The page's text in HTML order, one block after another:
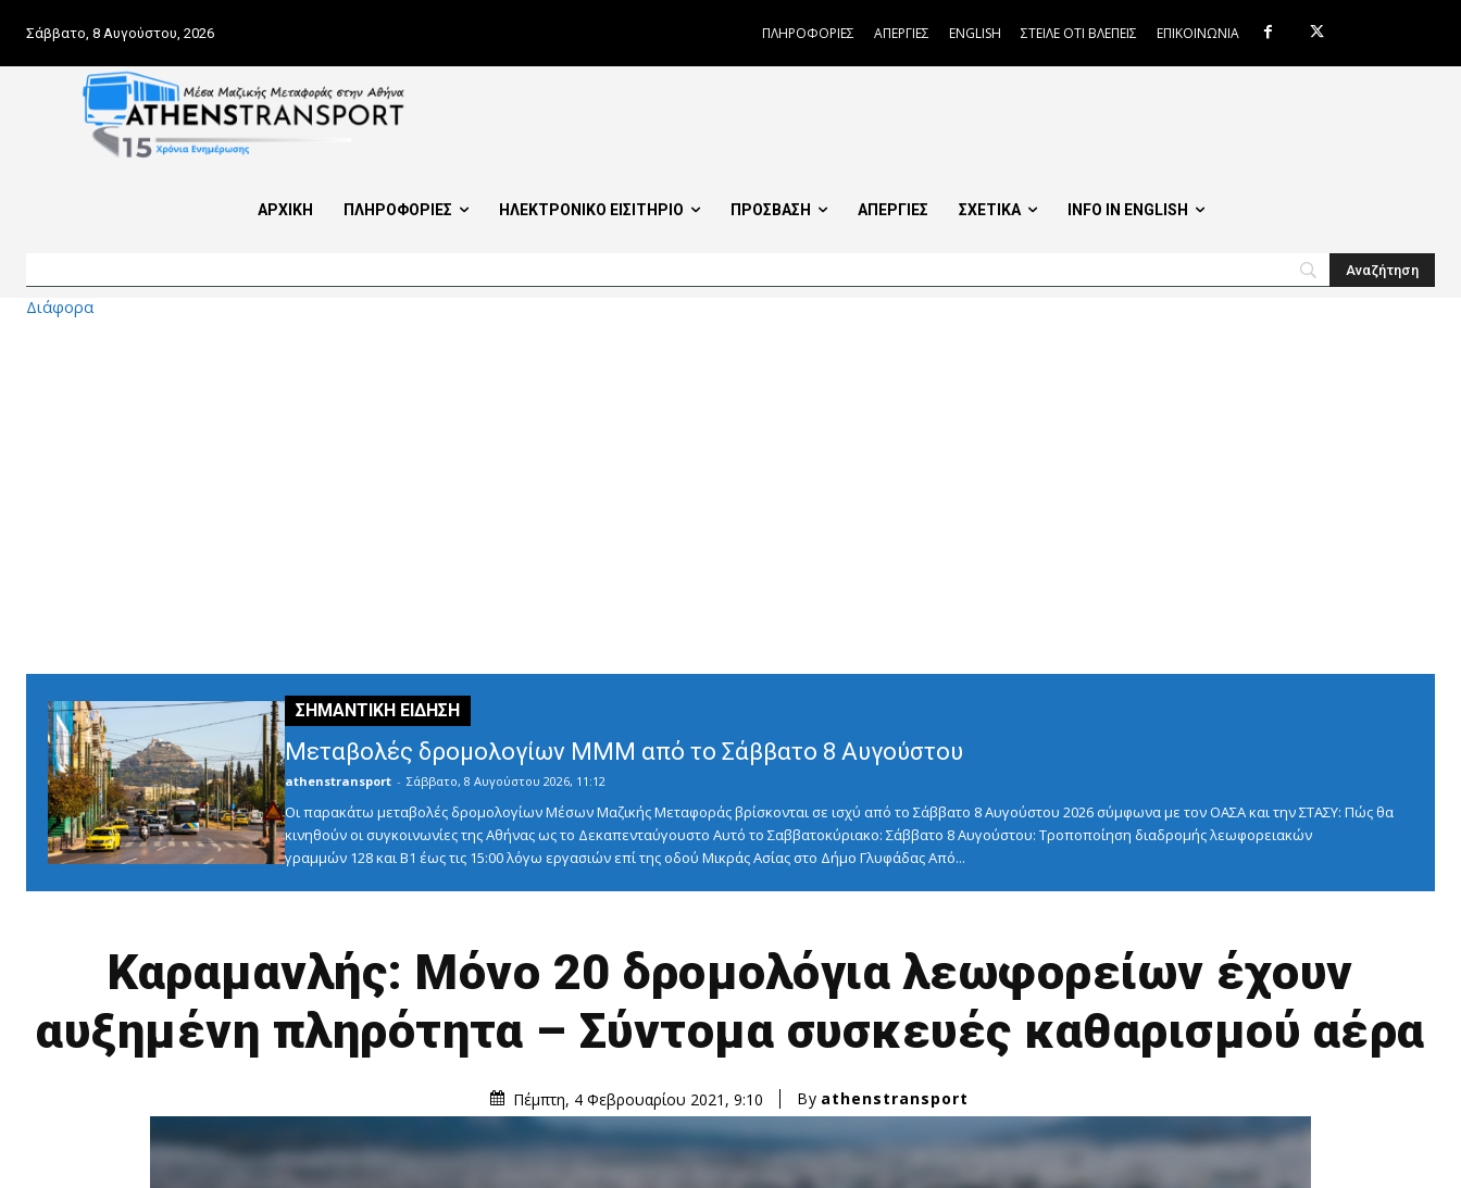
Σάββατο, 8 Αυγούστου, 2026 ΠΛΗΡΟΦΟΡΙΕΣ ΑΠΕΡΓΙΕΣ ENGLISH ΣΤΕΙΛΕ ΟΤΙ ΒΛΕΠΕΙΣ ΕΠΙΚΟΙΝΩΝΙΑ
ΑΡΧΙΚΗ ΠΛΗΡΟΦΟΡΙΕΣ ΗΛΕΚΤΡΟΝΙΚΟ ΕΙΣΙΤΗΡΙΟ ΠΡΟΣΒΑΣΗ ΑΠΕΡΓΙΕΣ ΣΧΕΤΙΚΑ INFO IN ENGLISH
Διάφορα
Μεταβολές δρομολογίων ΜΜΜ από το Σάββατο 8 Αυγούστου
athenstransport - Σάββατο, 8 Αυγούστου 2026, 11:12
Οι παρακάτω μεταβολές δρομολογίων Μέσων Μαζικής Μεταφοράς βρίσκονται σε ισχύ από το Σάββατο 8 Αυγούστου 2026 σύμφωνα με τον ΟΑΣΑ και την ΣΤΑΣΥ: Πώς θα
κινηθούν οι συγκοινωνίες της Αθήνας ως το Δεκαπενταύγουστο Αυτό το Σαββατοκύριακο: Σάββατο 8 Αυγούστου: Τροποποίηση διαδρομής λεωφορειακών
γραμμών 128 και Β1 έως τις 15:00 λόγω εργασιών επί της οδού Μικράς Ασίας στο Δήμο Γλυφάδας Από...
Καραμανλής: Μόνο 20 δρομολόγια λεωφορείων έχουν
αυξημένη πληρότητα – Σύντομα συσκευές καθαρισμού αέρα
Πέμπτη, 4 Φεβρουαρίου 2021, 9:10 By athenstransport